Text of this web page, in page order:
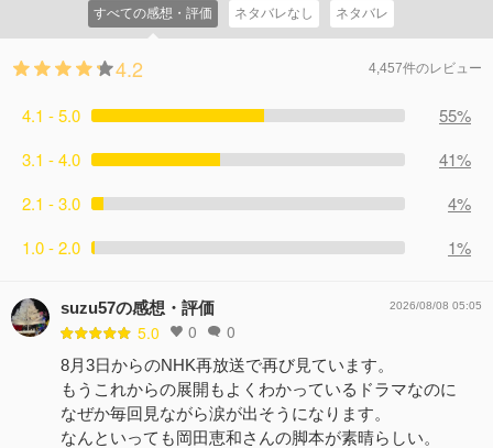
すべての感想・評価 ネタバレなし ネタバレ
4.2 4,457件のレビュー
4.1 - 5.0
55%
3.1 - 4.0
41%
2.1 - 3.0
4%
1.0 - 2.0
1%
suzu57の感想・評価
5.0 0 0
2026/08/08 05:05
8月3日からのNHK再放送で再び見ています。
もうこれからの展開もよくわかっているドラマなのに
なぜか毎回見ながら涙が出そうになります。
なんといっても岡田恵和さんの脚本が素晴らしい。